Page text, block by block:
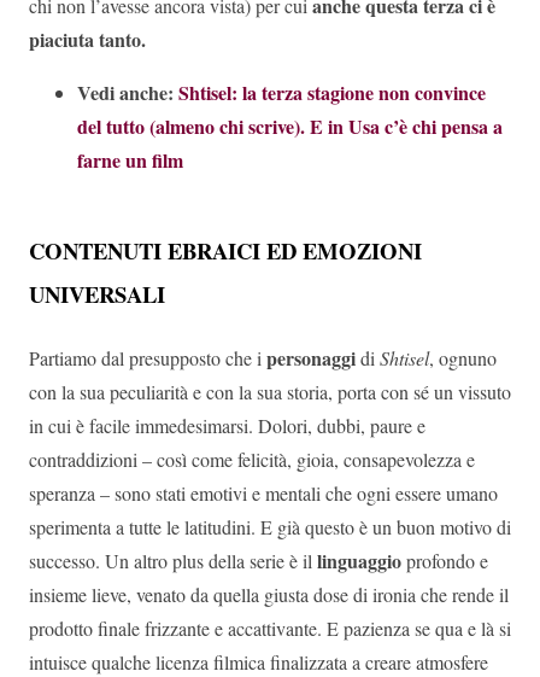
chi non l’avesse ancora vista) per cuianche questa terza ci è
piaciuta tanto.
Vedi anche: Shtisel: la terza stagione non convince
del tutto (almeno chi scrive). E in Usa c’è chi pensa a
farne un film
CONTENUTI EBRAICI ED EMOZIONI
UNIVERSALI
Partiamo dal presupposto che ipersonaggidiShtisel, ognuno
con la sua peculiarità e con la sua storia, porta con sé un vissuto
in cui è facile immedesimarsi. Dolori, dubbi, paure e
contraddizioni – così come felicità, gioia, consapevolezza e
speranza – sono stati emotivi e mentali che ogni essere umano
sperimenta a tutte le latitudini. E già questo è un buon motivo di
successo. Un altro plus della serie è illinguaggioprofondo e
insieme lieve, venato da quella giusta dose di ironia che rende il
prodotto finale frizzante e accattivante. E pazienza se qua e là si
intuisce qualche licenza filmica finalizzata a creare atmosfere